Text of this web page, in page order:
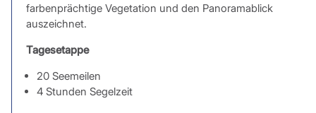
farbenprächtige Vegetation und den Panoramablick
auszeichnet.
Tagesetappe
20 Seemeilen
4 Stunden Segelzeit